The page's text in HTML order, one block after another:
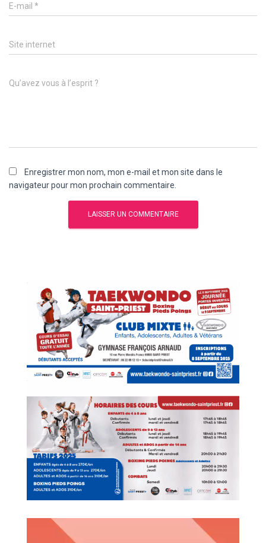
E-mail *
Site internet
Qu’avez vous à l’esprit ?
Enregistrer mon nom, mon e-mail et mon site dans le
navigateur pour mon prochain commentaire.